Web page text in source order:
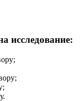
исследование: